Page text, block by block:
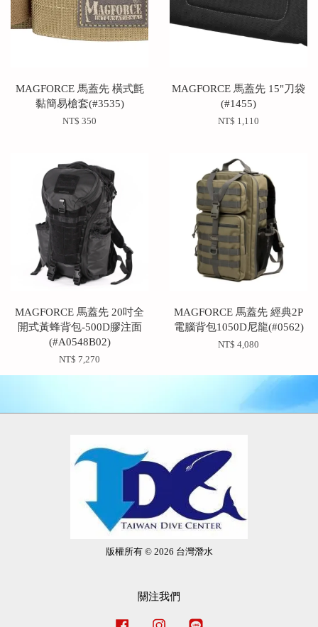
MAGFORCE 馬蓋先 橫式氈
黏簡易槍套(#3535)
NT$ 350
MAGFORCE 馬蓋先 15"刀袋
(#1455)
NT$ 1,110
MAGFORCE 馬蓋先 20吋全
開式黃蜂背包-500D膠注面
(#A0548B02)
NT$ 7,270
MAGFORCE 馬蓋先 經典2P
電腦背包1050D尼龍(#0562)
NT$ 4,080
版權所有 © 2026 台灣潛水
關注我們
Facebook Instagram